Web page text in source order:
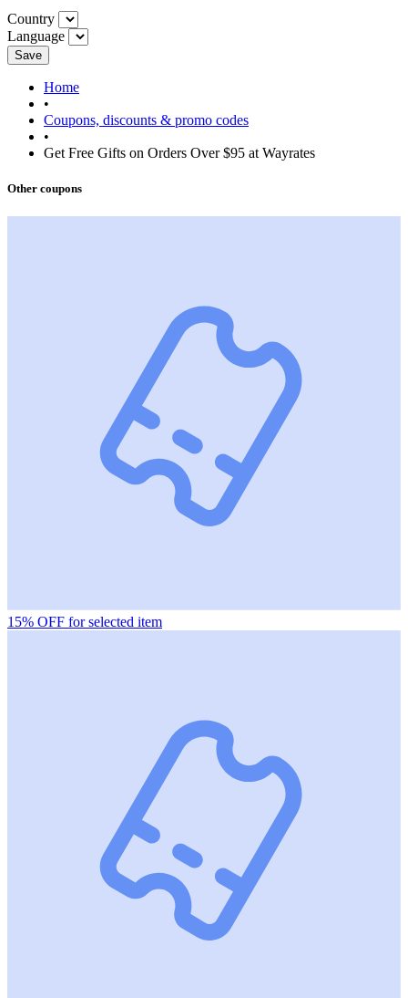
Country
Language
Save
Home
•
Coupons, discounts & promo codes
•
Get Free Gifts on Orders Over $95 at Wayrates
Other coupons
15% OFF for selected item